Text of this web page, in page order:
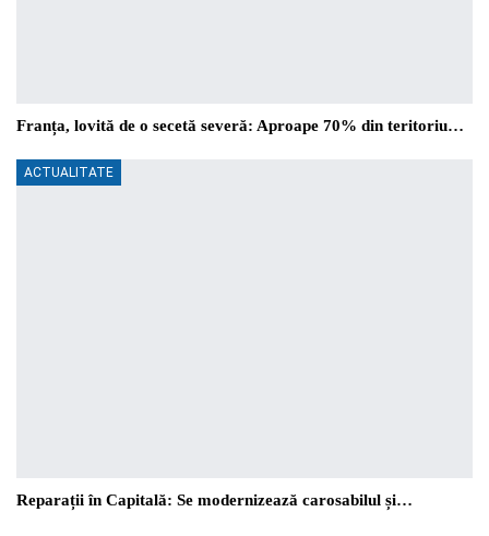
Franța, lovită de o secetă severă: Aproape 70% din teritoriu…
ACTUALITATE
Reparații în Capitală: Se modernizează carosabilul și…